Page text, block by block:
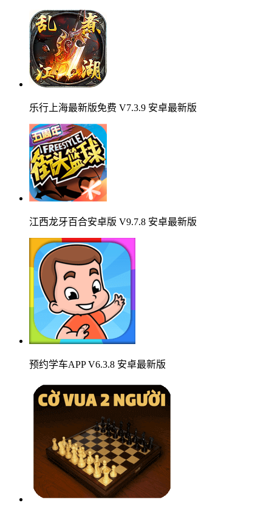
乐行上海最新版免费 V7.3.9 安卓最新版
江西龙牙百合安卓版 V9.7.8 安卓最新版
预约学车APP V6.3.8 安卓最新版